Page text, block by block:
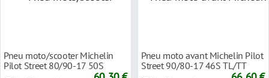
Pneu moto/scooter Michelin
Pilot Street 80/90-17 50S
Pneu moto avant Michelin Pilot
Street 90/80-17 46S TL/TT